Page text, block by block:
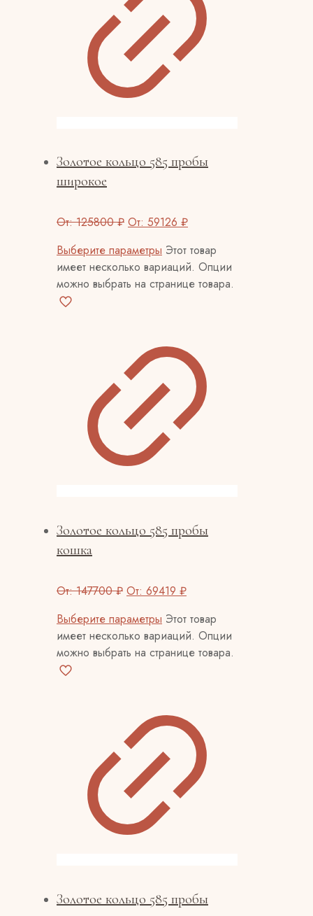
Золотое кольцо 585 пробы
широкое
От:125800₽ От: 59126 ₽
Выберите параметры Этот товар
имеет несколько вариаций. Опции
можно выбрать на странице товара.
Золотое кольцо 585 пробы
кошка
От:147700₽ От: 69419 ₽
Выберите параметры Этот товар
имеет несколько вариаций. Опции
можно выбрать на странице товара.
Золотое кольцо 585 пробы